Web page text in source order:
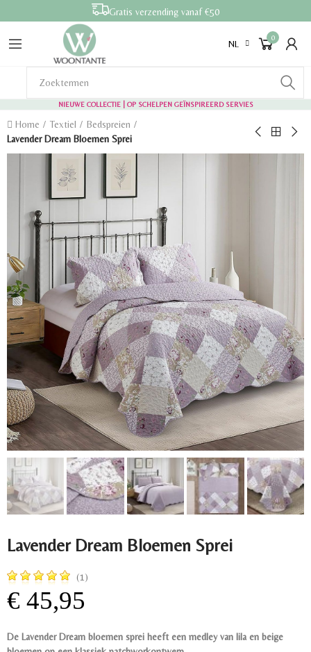
Gratis verzending vanaf €50
NL
0
NIEUWE COLLECTIE | OP SCHELPEN GEÏNSPIREERD SERVIES
Home Textiel
Bedspreien
Lavender Dream Bloemen Sprei
Lavender Dream Bloemen Sprei
(1)
€ 45,95
De Lavender Dream bloemen sprei heeft een medley van lila en beige